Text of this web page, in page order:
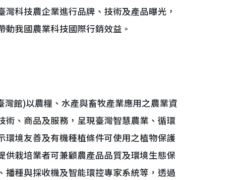
科技農企業進行品牌、技術及產品曝光，
我國農業科技國際行銷效益。
館)以農糧、水產與畜牧產業應用之農業資
、商品及服務，呈現臺灣智慧農業、循環
境友善及有機種植條件可使用之植物保護
栽培業者可兼顧農產品品質及環境生態保
種與採收機及智能環控專家系統等，透過